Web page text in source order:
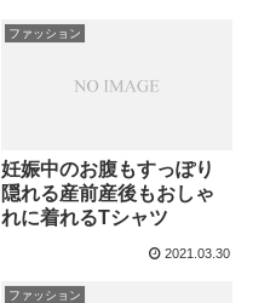
ファッション
妊娠中のお腹もすっぽり
隠れる産前産後もおしゃ
れに着れるTシャツ
2021.03.30
ファッション